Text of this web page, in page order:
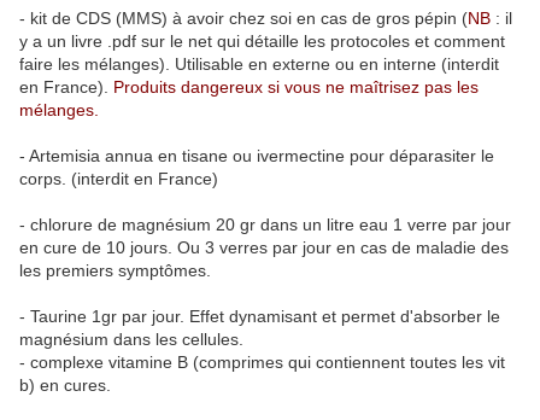
- kit de CDS (MMS) à avoir chez soi en cas de gros pépin (NB : il
y a un livre .pdf sur le net qui détaille les protocoles et comment
faire les mélanges). Utilisable en externe ou en interne (interdit
en France).
Produits dangereux si vous ne maîtrisez pas les
mélanges.
- Artemisia annua en tisane ou ivermectine pour déparasiter le
corps. (interdit en France)
- chlorure de magnésium 20 gr dans un litre eau 1 verre par jour
en cure de 10 jours. Ou 3 verres par jour en cas de maladie des
les premiers symptômes.
- Taurine 1gr par jour. Effet dynamisant et permet d'absorber le
magnésium dans les cellules.
- complexe vitamine B (comprimes qui contiennent toutes les vit
b) en cures.